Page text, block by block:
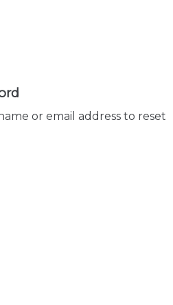
or email address to reset